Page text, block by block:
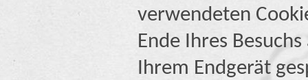
verwendeten
Ende Ihres
Ihrem Endgerät